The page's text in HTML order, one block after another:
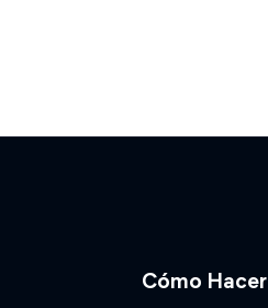
Cómo Hacer